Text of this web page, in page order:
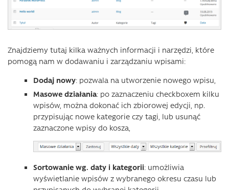
Znajdziemy tutaj kilka ważnych informacji i narzędzi, które
pomogą nam w dodawaniu i zarządzaniu wpisami:
Dodaj nowy: pozwala na utworzenie nowego wpisu,
Masowe działania: po zaznaczeniu checkboxem kilku
wpisów, można dokonać ich zbiorowej edycji, np.
przypisując nowe kategorie czy tagi, lub usunąć
zaznaczone wpisy do kosza,
Sortowanie wg. daty i kategorii: umożliwia
wyświetlanie wpisów z wybranego okresu czasu lub